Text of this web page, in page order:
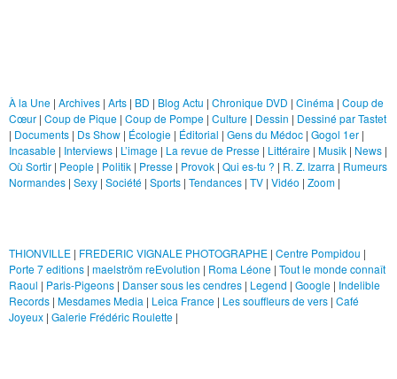
J'me présente
Littéraire
Musik
Où Sortir
People
Politik
À la Une | Archives | Arts | BD | Blog Actu | Chronique DVD | Cinéma | Coup de
Cœur | Coup de Pique | Coup de Pompe | Culture | Dessin | Dessiné par Tastet
| Documents | Ds Show | Écologie | Éditorial | Gens du Médoc | Gogol 1er |
Incasable | Interviews | L’image | La revue de Presse | Littéraire | Musik | News |
Où Sortir | People | Politik | Presse | Provok | Qui es-tu ? | R. Z. Izarra | Rumeurs
Normandes | Sexy | Société | Sports | Tendances | TV | Vidéo | Zoom |
THIONVILLE | FREDERIC VIGNALE PHOTOGRAPHE | Centre Pompidou |
Porte 7 editions | maelström reEvolution | Roma Léone | Tout le monde connaît
Raoul | Paris-Pigeons | Danser sous les cendres | Legend | Google | Indelible
Records | Mesdames Media | Leica France | Les souffleurs de vers | Café
Joyeux | Galerie Frédéric Roulette |